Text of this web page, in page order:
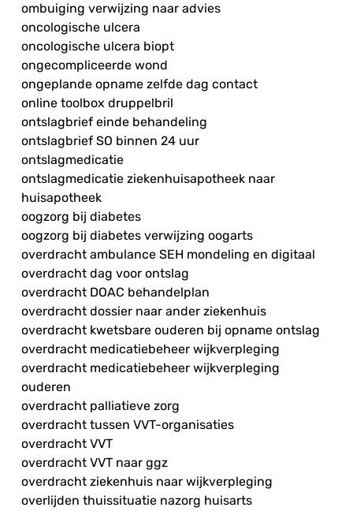
ombuiging verwijzing naar advies
oncologische ulcera
oncologische ulcera biopt
ongecompliceerde wond
ongeplande opname zelfde dag contact
online toolbox druppelbril
ontslagbrief einde behandeling
ontslagbrief SO binnen 24 uur
ontslagmedicatie
ontslagmedicatie ziekenhuisapotheek naar
huisapotheek
oogzorg bij diabetes
oogzorg bij diabetes verwijzing oogarts
overdracht ambulance SEH mondeling en digitaal
overdracht dag voor ontslag
overdracht DOAC behandelplan
overdracht dossier naar ander ziekenhuis
overdracht kwetsbare ouderen bij opname ontslag
overdracht medicatiebeheer wijkverpleging
overdracht medicatiebeheer wijkverpleging
ouderen
overdracht palliatieve zorg
overdracht tussen VVT-organisaties
overdracht VVT
overdracht VVT naar ggz
overdracht ziekenhuis naar wijkverpleging
overlijden thuissituatie nazorg huisarts